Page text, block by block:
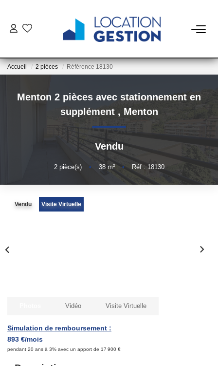
La Gestion Du Bien
La Gestion Du Locataire
LOUER
ESTIMER
NOTRE AGENCE
Accueil 2 pièces Référence 18130
Menton 2 pièces avec stationnement en
supplément , Menton
Vendu
2pièce(s) • 38m² • Réf : 18130
Vendu Visite Virtuelle
Simulation de remboursement :
893 €/mois
pendant 20 ans à 3% avec un apport de 17 900 €
Vidéo Visite Virtuelle